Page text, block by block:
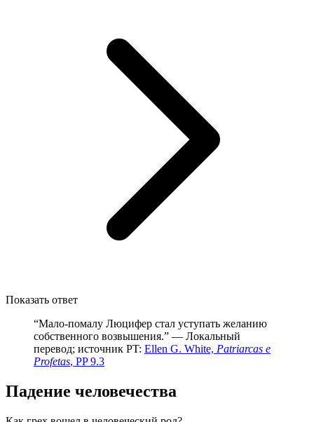
Показать ответ
“Мало-помалу Люцифер стал уступать желанию
собственного возвышения.” — Локальный
перевод; источник PT: Ellen G. White, Patriarcas e
Profetas, PP 9.3
Падение человечества